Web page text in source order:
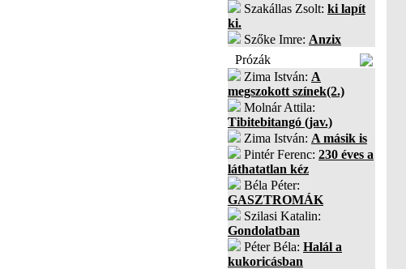
Szakállas Zsolt: ki lapít
ki.
Szőke Imre: Anzix
Prózák
Zima István: A
megszokott színek(2.)
Molnár Attila:
Tibitebitangó (jav.)
Zima István: A másik is
Pintér Ferenc: 230 éves a
láthatatlan kéz
Béla Péter:
GASZTROMÁK
Szilasi Katalin:
Gondolatban
Péter Béla: Halál a
kukoricásban